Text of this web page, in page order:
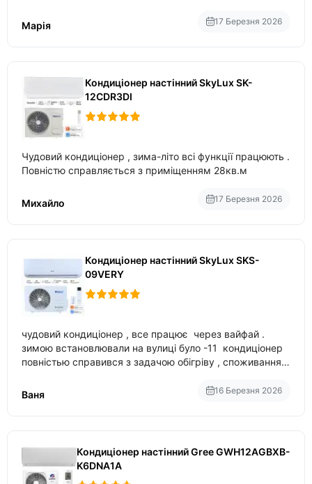
Марія
17 Березня 2026
Кондиціонер настінний SkyLux SK-
12CDR3DI
Чудовий кондиціонер , зима-літо всі функції працюють .
Повністю справляється з приміщенням 28кв.м
Михайло 17 Березня 2026
Кондиціонер настінний SkyLux SKS-
09VERY
чудовий кондиціонер , все працює через вайфай .
зимою встановлювали на вулиці було -11 кондиціонер
повністью справився з задачою обігріву , споживання
температури
Ваня 16 Березня 2026
Кондиціонер настінний Gree GWH12AGBXB-
K6DNA1A